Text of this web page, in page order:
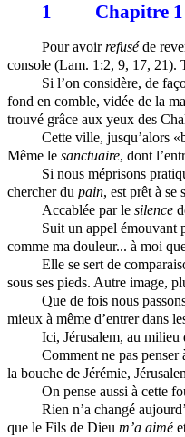
1 Chapitre 1
Pour avoirrefuséde
console (Lam. 1:2, 9, 17, 21).
Si l’on considère, de
fond en comble, vidée de la
trouvé grâce aux yeux des
Cette ville, jusqu’alors
Même le sanctuaire, dont
Si nous méprisons
chercher du pain, est prêt à se
Accablée par le silence
Suit un appel émouvant
comme ma douleur... à moi
Elle se sert de
sous ses pieds. Autre image,
Que de fois nous
mieux à même d’entrer dans
Ici, Jérusalem, au milieu
Comment ne pas
la bouche de Jérémie,
On pense aussi à cette
Rien n’a changé
que le Fils de Dieu m’a aimé